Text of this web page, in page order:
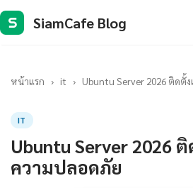
S SiamCafe Blog
หน้าแรก › it › Ubuntu Server 2026 ติดตั้
IT
Ubuntu Server 2026
ความปลอดภัย